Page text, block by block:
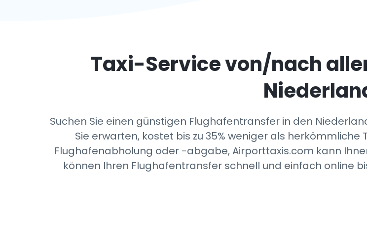
Taxi-Service von/nach
Suchen Sie einen günstigen Flughafentransfer in den
Sie erwarten, kostet bis zu 35% weniger als
Flughafenabholung oder -abgabe, Airporttaxis.com kann
können Ihren Flughafentransfer schnell und einfach online